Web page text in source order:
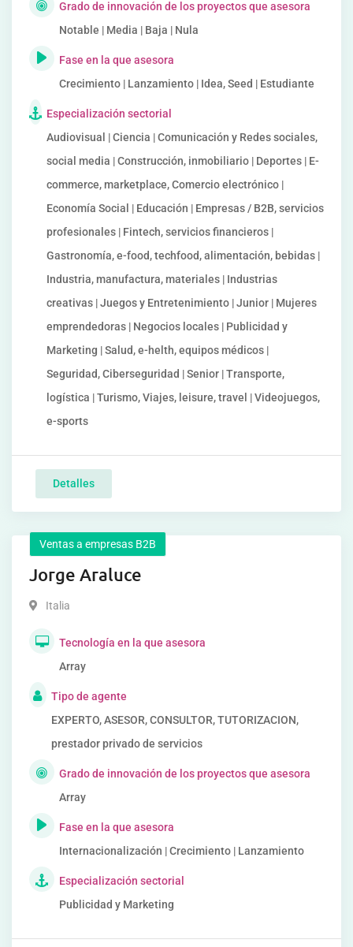
Grado de innovación de los proyectos que asesora
Notable | Media | Baja | Nula
Fase en la que asesora
Crecimiento | Lanzamiento | Idea, Seed | Estudiante
Especialización sectorial
Audiovisual | Ciencia | Comunicación y Redes sociales,
social media | Construcción, inmobiliario | Deportes | E-
commerce, marketplace, Comercio electrónico |
Economía Social | Educación | Empresas / B2B, servicios
profesionales | Fintech, servicios financieros |
Gastronomía, e-food, techfood, alimentación, bebidas |
Industria, manufactura, materiales | Industrias
creativas | Juegos y Entretenimiento | Junior | Mujeres
emprendedoras | Negocios locales | Publicidad y
Marketing | Salud, e-helth, equipos médicos |
Seguridad, Ciberseguridad | Senior | Transporte,
logística | Turismo, Viajes, leisure, travel | Videojuegos,
e-sports
Detalles
Ventas a empresas B2B
Jorge Araluce
Italia
Tecnología en la que asesora
Array
Tipo de agente
EXPERTO, ASESOR, CONSULTOR, TUTORIZACION,
prestador privado de servicios
Grado de innovación de los proyectos que asesora
Array
Fase en la que asesora
Internacionalización | Crecimiento | Lanzamiento
Especialización sectorial
Publicidad y Marketing